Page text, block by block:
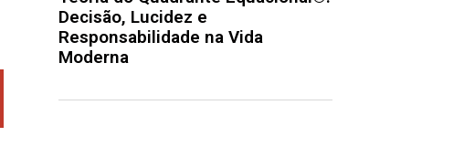
Decisão, Lucidez e
Responsabilidade na Vida
Moderna